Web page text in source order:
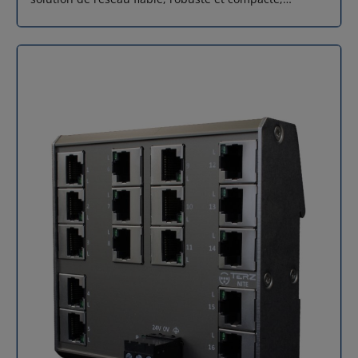
(50/60 Hz) / 24 VDC Plage de tension 8–28 VAC / 9–36
relative 0 à 95 % (sans condensation) Protection
contraignants. Il permet d'étendre efficacement vos
connexions réseau sans configuration préalable, grâce
tenant dans les espaces réduits (seulement 22,5 mm
et rapide sur rail DIN 35 mm, idéal pour une
intégration propre dans une armoire électrique. Large
plage d'alimentation : Fonctionne avec une tension de
8 à 28 V AC / 9 à 36 V DC, pour une compatibilité
étendue avec les alimentations industrielles standard.
Excellente tolérance thermique : Utilisable dans des
conditions extrêmes avec une plage de température de
fonctionnement allant de -40°C à +70°C. Protection
électrique intégrée : Limitation du courant d’appel,
protection contre l’inversion de polarité et les
surtensions garantissent une longévité accrue.
Interopérabilité réseau : Totalement compatible avec
PROFINET, il prend également en charge les protocoles
LLDP et PTCP, facilitant son intégration dans les
infrastructures automatisées modernes. Pourquoi